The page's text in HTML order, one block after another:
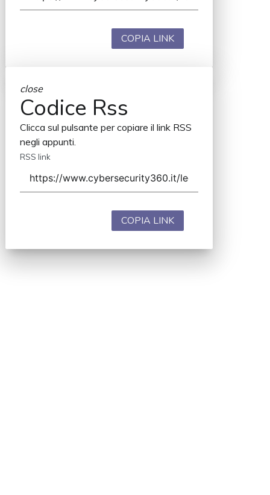
COPIA LINK
close
Codice Rss
Clicca sul pulsante per copiare il link RSS
negli appunti.
RSS link
COPIA LINK